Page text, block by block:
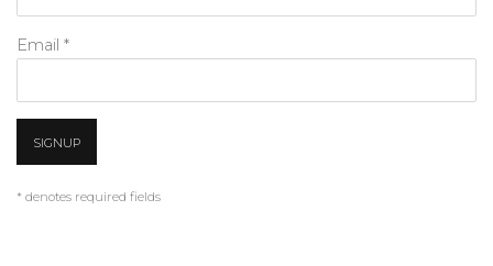
Email *
SIGNUP
* denotes required fields